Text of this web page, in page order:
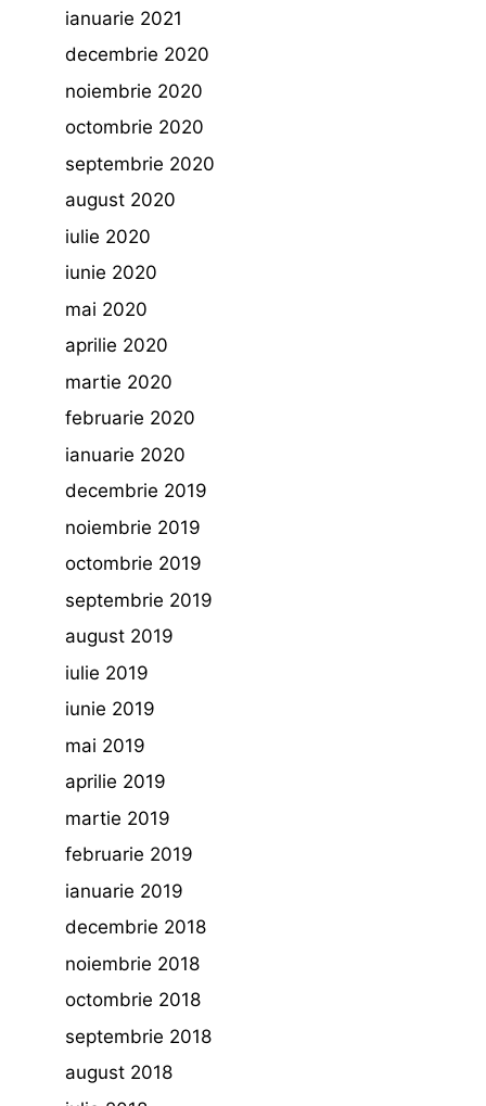
ianuarie 2021
decembrie 2020
noiembrie 2020
octombrie 2020
septembrie 2020
august 2020
iulie 2020
iunie 2020
mai 2020
aprilie 2020
martie 2020
februarie 2020
ianuarie 2020
decembrie 2019
noiembrie 2019
octombrie 2019
septembrie 2019
august 2019
iulie 2019
iunie 2019
mai 2019
aprilie 2019
martie 2019
februarie 2019
ianuarie 2019
decembrie 2018
noiembrie 2018
octombrie 2018
septembrie 2018
august 2018